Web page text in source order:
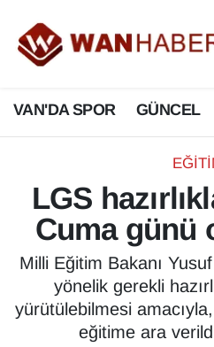
VAN'DA SPOR GÜNCEL
LGS
Cuma günü
Milli Eğitim Bakanı
yönelik gerekli
yürütülebilmesi
eğitime ara
3.SAYFA
ASAYİŞ
BİLİM VE TEKNOLOJİ
Biyografi
Bölge Haberleri
ÇEVRE
Deprem
Van Nöbetçi Eczaneler
Van Hava Durumu
Van Namaz Vakitleri
Van Trafik Yoğunluk
Süper Lig Puan
Tüm Manşetler
Son Dakika Haberleri